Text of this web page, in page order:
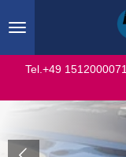
Hauptinhalt
Tel.+49